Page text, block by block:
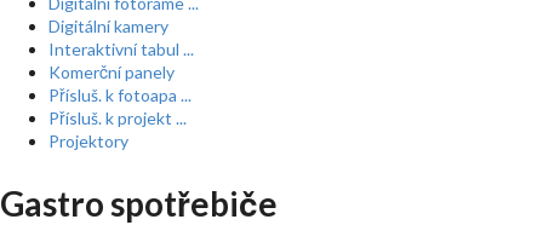
Digitální kamery
Interaktivní tabul ...
Komerční panely
Přísluš. k fotoapa ...
Přísluš. k projekt ...
Projektory
Gastro spotřebiče